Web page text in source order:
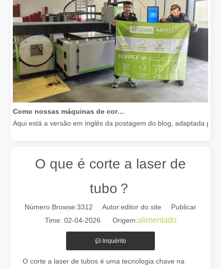
O que é corte a laser de
tubo？
Número Browse:3312 Autor:editor do site Publicar
Time: 02-04-2026 Origem:alimentado
Inquérito
O corte a laser de tubos é uma tecnologia chave na